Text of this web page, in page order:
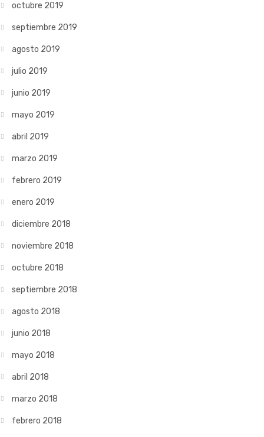
octubre 2019
septiembre 2019
agosto 2019
julio 2019
junio 2019
mayo 2019
abril 2019
marzo 2019
febrero 2019
enero 2019
diciembre 2018
noviembre 2018
octubre 2018
septiembre 2018
agosto 2018
junio 2018
mayo 2018
abril 2018
marzo 2018
febrero 2018